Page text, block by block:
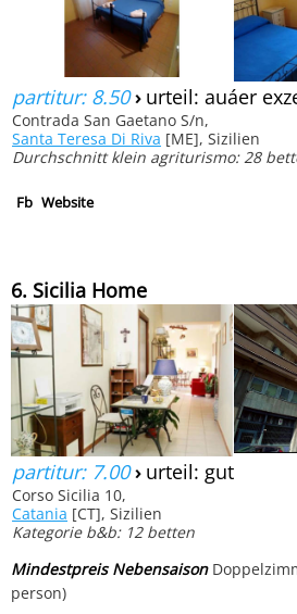
partitur: 8.50› urteil: auáer
Contrada San Gaetano S/n,
Santa Teresa Di Riva [ME], Sizilien
Durchschnitt klein agriturismo: 28
Fb Website
6. Sicilia Home
partitur: 7.00› urteil: gut
Corso Sicilia 10,
Catania [CT], Sizilien
Kategorie b&b: 12 betten
Mindestpreis Nebensaison
person)